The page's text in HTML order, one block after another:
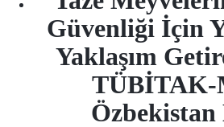
Güvenliği İçin
Yaklaşım
TÜBİTAK-
Özbekistan